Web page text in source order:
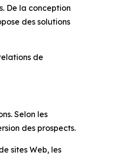
De la conception
des solutions
de
Selon les
des prospects.
sites Web, les